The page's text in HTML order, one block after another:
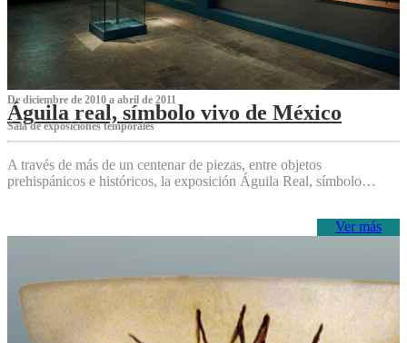
De diciembre de 2010 a abril de 2011
Águila real, símbolo vivo de México
Sala de exposiciones temporales
A través de más de un centenar de piezas, entre objetos
prehispánicos e históricos, la exposición Águila Real, símbolo…
Ver más